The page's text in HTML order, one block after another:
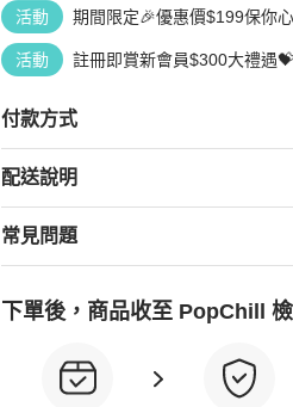
活動
期間限定🎉優惠價$199保你
活動 註冊即賞新會員$300大禮遇💝
付款方式
配送說明
常見問題
下單後，商品收至 PopChill